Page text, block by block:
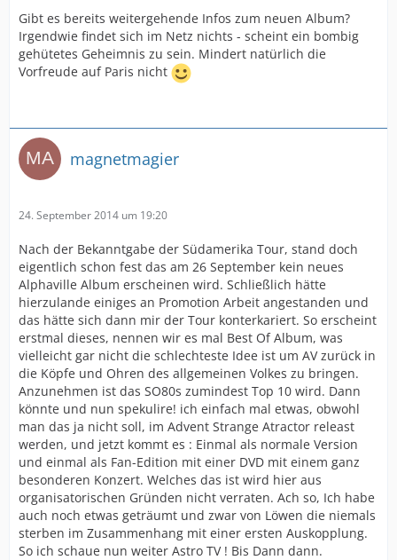
Gibt es bereits weitergehende Infos zum neuen Album?
Irgendwie findet sich im Netz nichts - scheint ein bombig
gehütetes Geheimnis zu sein. Mindert natürlich die
Vorfreude auf Paris nicht
magnetmagier
24. September 2014 um 19:20
Nach der Bekanntgabe der Südamerika Tour, stand doch
eigentlich schon fest das am 26 September kein neues
Alphaville Album erscheinen wird. Schließlich hätte
hierzulande einiges an Promotion Arbeit angestanden und
das hätte sich dann mir der Tour konterkariert. So erscheint
erstmal dieses, nennen wir es mal Best Of Album, was
vielleicht gar nicht die schlechteste Idee ist um AV zurück in
die Köpfe und Ohren des allgemeinen Volkes zu bringen.
Anzunehmen ist das SO80s zumindest Top 10 wird. Dann
könnte und nun spekulire! ich einfach mal etwas, obwohl
man das ja nicht soll, im Advent Strange Atractor releast
werden, und jetzt kommt es : Einmal als normale Version
und einmal als Fan-Edition mit einer DVD mit einem ganz
besonderen Konzert. Welches das ist wird hier aus
organisatorischen Gründen nicht verraten. Ach so, Ich habe
auch noch etwas geträumt und zwar von Löwen die niemals
sterben im Zusammenhang mit einer ersten Auskopplung.
So ich schaue nun weiter Astro TV ! Bis Dann dann.